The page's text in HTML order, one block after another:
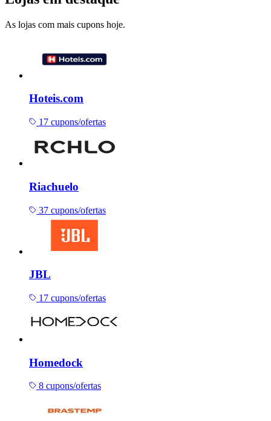
As lojas com mais cupons hoje.
Hoteis.com
17 cupons/ofertas
Riachuelo
37 cupons/ofertas
JBL
17 cupons/ofertas
Homedock
8 cupons/ofertas